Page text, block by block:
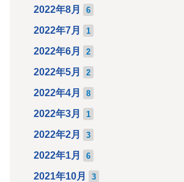
2022年8月 6
2022年7月 1
2022年6月 2
2022年5月 2
2022年4月 8
2022年3月 1
2022年2月 3
2022年1月 6
2021年10月 3